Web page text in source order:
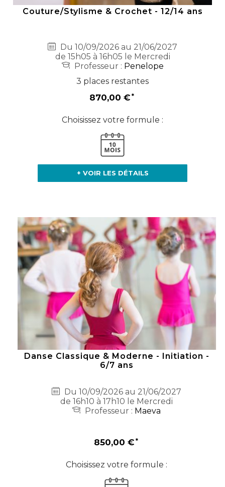
Couture/Stylisme & Crochet - 12/14 ans
Du 10/09/2026 au 21/06/2027
de 15h05 à 16h05 le Mercredi
Professeur : Penelope
3 places restantes
870,00 €
Choisissez votre formule :
+ VOIR LES DÉTAILS
Danse Classique & Moderne - Initiation -
6/7 ans
Du 10/09/2026 au 21/06/2027
de 16h10 à 17h10 le Mercredi
Professeur : Maeva
850,00 €
Choisissez votre formule :